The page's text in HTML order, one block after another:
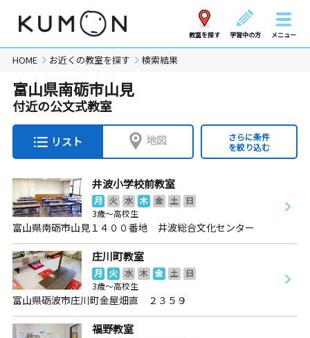
教室を探す 学習中の方 メニュー
HOME お近くの教室を探す 検索結果
富山県南砺市山見
付近の公文式教室
リスト 地図
さらに条件
を絞り込む
井波小学校前教室
月 火 水 木 金 土
日
3歳～高校生
富山県南砺市山見１４００番地 井波総合文化センター
庄川町教室
月 火 水 木 金 土
日
3歳～高校生
富山県砺波市庄川町金屋畑直 ２３５９
福野教室